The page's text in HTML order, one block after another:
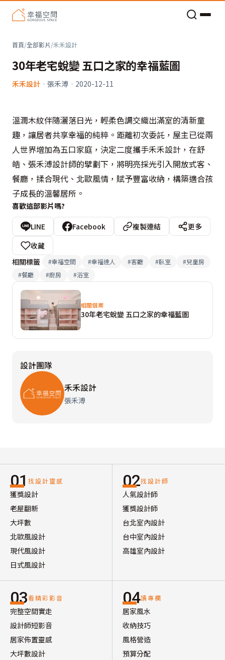
首頁/全部影片/禾禾設計
30年老宅蛻變 五口之家的幸福藍圖
禾禾設計 · 張禾溥 · 2020-12-11
溫潤木紋伴隨灑落日光，輕柔色調交織出滿室的清新童
趣，讓居者共享幸福的純粹。距離初次委託，屋主已從兩
人世界增加為五口家庭，決定二度攜手禾禾設計，在舒
皓、張禾溥設計師的擘劃下，將明亮採光引入開放式客、
餐廳，揉合現代、北歐風情，賦予豐富收納，構築適合孩
子成長的溫馨居所。
喜歡這部影片嗎?
LINE Facebook 複製連結
更多
收藏
相關標籤
#幸福空間 #幸福達人 #客廳 #臥室 #兒童房
#餐廳 #廚房 #浴室
相關個案
30年老宅蛻變 五口之家的幸福藍圖
設計團隊
禾禾設計
張禾溥
01 找設計靈感
獲獎設計
老屋翻新
大坪數
北歐風設計
現代風設計
日式風設計
02找設計師
人氣設計師
獲獎設計師
台北室內設計
台中室內設計
高雄室內設計
03看精彩影音
完整空間實走
設計師短影音
居家佈置靈感
大坪數設計
04讀專欄
居家風水
收納技巧
風格營造
預算分配